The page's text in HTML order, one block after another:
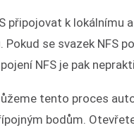
připojovat k lokálnímu
se svazek NFS
NFS je pak
tento proces
bodům.